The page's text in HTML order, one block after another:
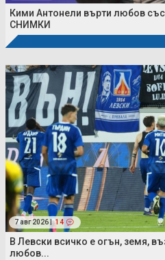
Кими Антонели върти любов
СНИМКИ
7 авг 2026 | 14
В Левски всичко е огън, земя,
любов...